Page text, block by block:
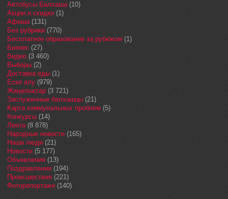
Автобусы Балхаша(10)
Акции и скидки (1)
Афиша(131)
Без рубрики (770)
Бесплатное образование за рубежом (1)
Бизнес (27)
Видео (3 460)
Выборы (2)
Доставка еды (1)
Еске алу (979)
Жаңалықтар (3 721)
Заслуженные балхашцы (21)
Карта коммунальных проблем (5)
Конкурсы (14)
Лента(8 878)
Народные новости (165)
Наши люди (21)
Новости (5 177)
Объявления (13)
Поздравления (194)
Происшествия (221)
Фоторепортажи (140)